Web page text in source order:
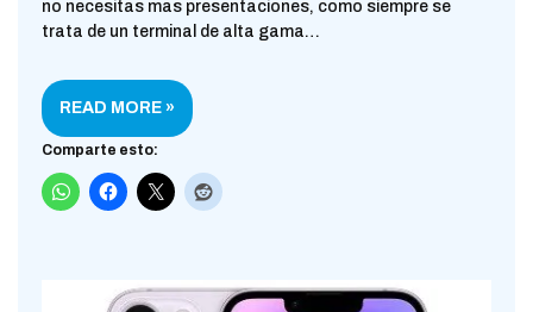
no necesitas mas presentaciones, como siempre se
trata de un terminal de alta gama…
READ MORE »
Comparte esto: